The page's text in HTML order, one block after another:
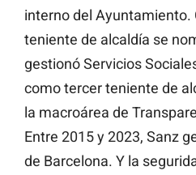
interno del Ayuntamiento.
teniente de alcaldía se
gestionó Servicios
como tercer teniente de
la macroárea de
Entre 2015 y 2023, Sanz
de Barcelona. Y la